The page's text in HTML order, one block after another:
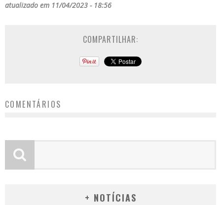
atualizado em 11/04/2023 - 18:56
COMPARTILHAR:
COMENTÁRIOS
+ NOTÍCIAS